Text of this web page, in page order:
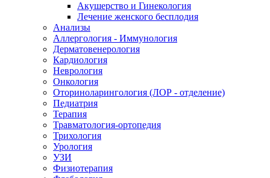
Акушерство и Гинекология
Лечение женского бесплодия
Анализы
Аллергология - Иммунология
Дерматовенерология
Кардиология
Неврология
Онкология
Оториноларингология (ЛОР - отделение)
Педиатрия
Терапия
Травматология-ортопедия
Трихология
Урология
УЗИ
Физиотерапия